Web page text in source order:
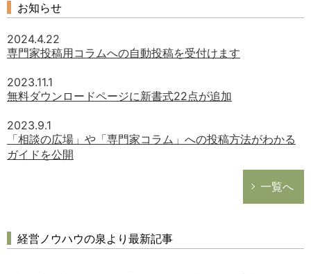
お知らせ
2024.4.22
専門家投稿用コラムへの自動投稿を受付けます
2023.11.1
無料ダウンロードページに新書式22点が追加
2023.9.1
「相談の広場」や「専門家コラム」への投稿方法がわかる
ガイドを公開
一覧へ
経営ノウハウの泉より最新記事